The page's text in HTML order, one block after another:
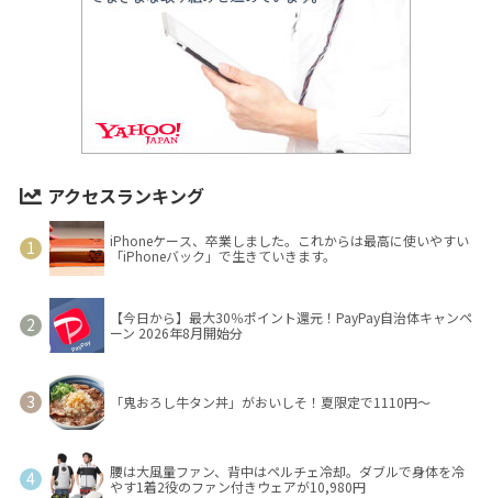
アクセスランキング
iPhoneケース、卒業しました。これからは最高に使いやすい
「iPhoneバック」で生きていきます。
【今日から】最大30％ポイント還元！PayPay自治体キャンペ
ーン 2026年8月開始分
「鬼おろし牛タン丼」がおいしそ！夏限定で1110円～
腰は大風量ファン、背中はペルチェ冷却。ダブルで身体を冷
やす1着2役のファン付きウェアが10,980円